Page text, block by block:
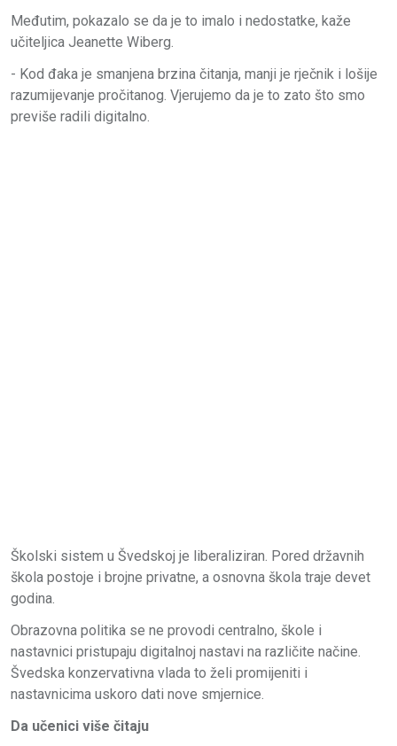
Međutim, pokazalo se da je to imalo i nedostatke, kaže
učiteljica Jeanette Wiberg.
- Kod đaka je smanjena brzina čitanja, manji je rječnik i lošije
razumijevanje pročitanog. Vjerujemo da je to zato što smo
previše radili digitalno.
Školski sistem u Švedskoj je liberaliziran. Pored državnih
škola postoje i brojne privatne, a osnovna škola traje devet
godina.
Obrazovna politika se ne provodi centralno, škole i
nastavnici pristupaju digitalnoj nastavi na različite načine.
Švedska konzervativna vlada to želi promijeniti i
nastavnicima uskoro dati nove smjernice.
Da učenici više čitaju